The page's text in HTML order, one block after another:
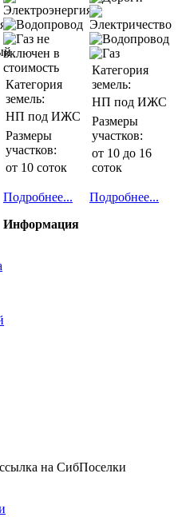
Категория
земель:
НП под ИЖС
Размеры
участков:
от 10 соток
Подробнее...
Категория
земель:
НП под ИЖС
Размеры
участков:
от 10 до 16
соток
Подробнее...
Информация
на СибПоселки